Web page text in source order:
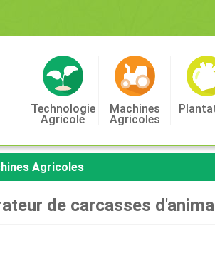
Technologie
Agricole
Machines
Agricoles
Agricoles
de carcasses